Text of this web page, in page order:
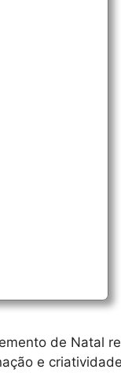
de Natal
e